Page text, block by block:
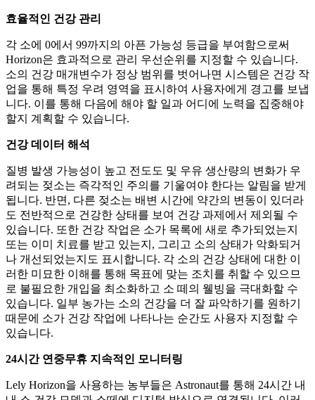
효율적인 건강 관리
각 소에 0에서 99까지의 아픈 가능성 등급을 부여함으로써
Horizon은 효과적으로 관리 우선순위를 지정할 수 있습니다.
소의 건강 매개변수가 정상 범위를 벗어나면 시스템은 건강 작
업을 통해 특정 우려 영역을 표시하여 사용자에게 경고를 보냅
니다. 이를 통해 다음에 해야 할 일과 어디에 노력을 집중해야
할지 계획할 수 있습니다.
건강 데이터 해석
질병 발생 가능성이 높고 전도도 및 우유 생산량의 변화가 우
려되는 젖소는 즉각적인 주의를 기울여야 한다는 알림을 받게
됩니다. 반면, 다른 젖소는 배변 시간에 약간의 변동이 있더라
도 전반적으로 건강한 상태를 보여 건강 과제에서 제외될 수
있습니다. 또한 건강 작업은 소가 목록에 새로 추가되었는지
또는 이미 치료를 받고 있는지, 그리고 소의 상태가 악화되거
나 개선되었는지도 표시합니다. 각 소의 건강 상태에 대한 이
러한 미묘한 이해를 통해 목표에 맞는 조치를 취할 수 있으므
로 불필요한 개입을 최소화하고 소 떼의 웰빙을 극대화할 수
있습니다. 일부 농가는 소의 건강을 더 잘 파악하기를 원하기
때문에 소가 건강 작업에 나타나는 순간도 사용자 지정할 수
있습니다.
24시간 연중무휴 지속적인 모니터링
Lely Horizon을 사용하는 농부들은 Astronaut를 통해 24시간 내